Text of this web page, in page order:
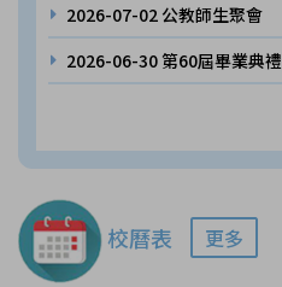
2026-07-02 公教師生聚會
2026-06-30 第60屆畢業典禮
校曆表 更多